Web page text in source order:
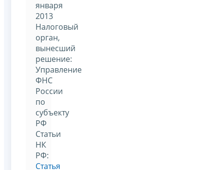
января
2013
Налоговый
орган,
вынесший
решение:
Управление
ФНС
России
по
субъекту
РФ
Статьи
НК
РФ:
Статья